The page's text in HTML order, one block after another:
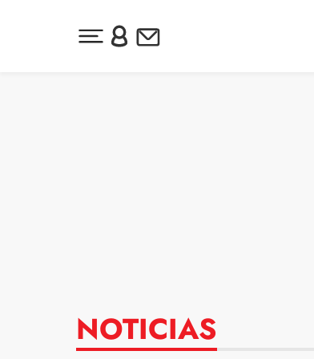
Desplegar menú principal
Inicia sesión o regístrate
Newsletter
NOTICIAS